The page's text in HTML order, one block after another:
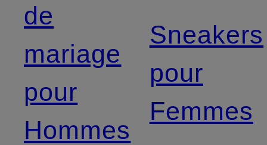
de
mariage
pour
Hommes
Sneakers
pour
Femmes